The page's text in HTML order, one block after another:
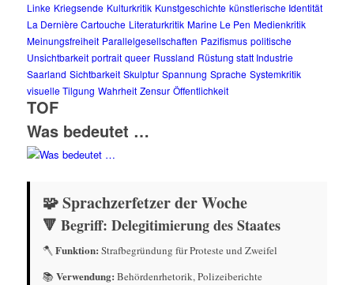
Linke Kriegsende Kulturkritik Kunstgeschichte künstlerische Identität
La Dernière Cartouche Literaturkritik Marine Le Pen Medienkritik
Meinungsfreiheit Parallelgesellschaften Pazifismus politische
Unsichtbarkeit portrait queer Russland Rüstung statt Industrie
Saarland Sichtbarkeit Skulptur Spannung Sprache Systemkritik
visuelle Tilgung Wahrheit Zensur Öffentlichkeit
TOF
Was bedeutet …
🧩 Sprachzerfetzer der Woche
🔻 Begriff: Delegitimierung des Staates
🪓 Funktion: Strafbegründung für Proteste und Zweifel
📚 Verwendung: Behördenrhetorik, Polizeiberichte